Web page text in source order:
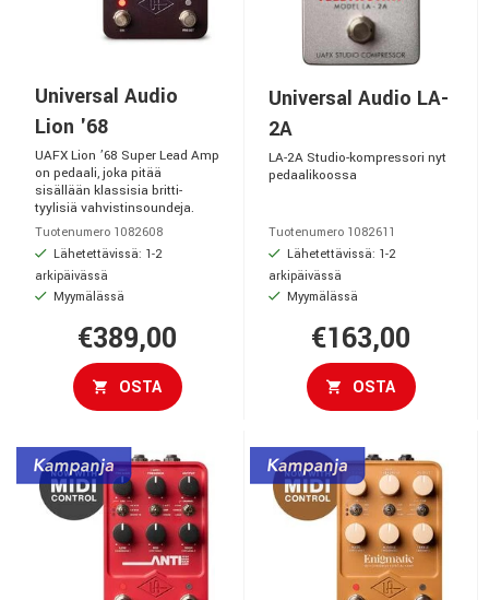
Universal Audio
Lion '68
UAFX Lion ’68 Super Lead Amp
on pedaali, joka pitää
sisällään klassisia britti-
tyylisiä vahvistinsoundeja.
Tuotenumero 1082608
Lähetettävissä: 1-2
arkipäivässä
Myymälässä
€389,00
OSTA
Universal Audio LA-
2A
LA-2A Studio-kompressori nyt
pedaalikoossa
Tuotenumero 1082611
Lähetettävissä: 1-2
arkipäivässä
Myymälässä
€163,00
OSTA